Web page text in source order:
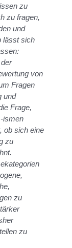
zu
zu fragen,
und
lässt sich
von
Fragen
und
Frage,
ismen
ob sich eine
zu
zu
zu